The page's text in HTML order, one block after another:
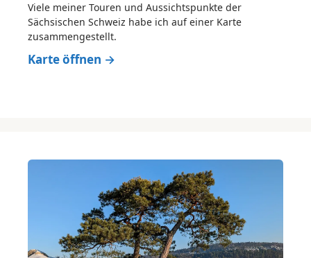
Viele meiner Touren und Aussichtspunkte der
Sächsischen Schweiz habe ich auf einer Karte
zusammengestellt.
Karte öffnen →